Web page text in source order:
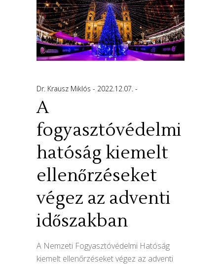
Dr. Krausz Miklós 2022.12.07.
A
fogyasztóvédelmi
hatóság kiemelt
ellenőrzéseket
végez az adventi
időszakban
A Nemzeti Fogyasztóvédelmi Hatóság
kiemelt ellenőrzéseket végez az adventi